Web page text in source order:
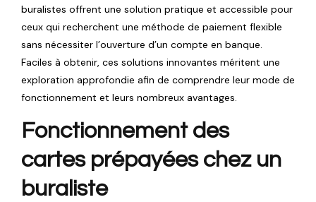
buralistes offrent une solution pratique et accessible pour
ceux qui recherchent une méthode de paiement flexible
sans nécessiter l’ouverture d’un compte en banque.
Faciles à obtenir, ces solutions innovantes méritent une
exploration approfondie afin de comprendre leur mode de
fonctionnement et leurs nombreux avantages.
Fonctionnement des
cartes prépayées chez un
buraliste